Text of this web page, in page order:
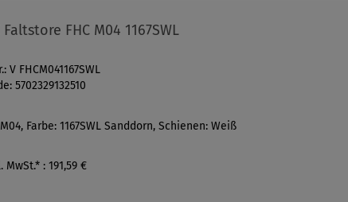
Faltstore FHC M04 1167SWL
V FHCM041167SWL
5702329132510
Farbe: 1167SWL Sanddorn, Schienen: Weiß
MwSt.* : 191,59 €